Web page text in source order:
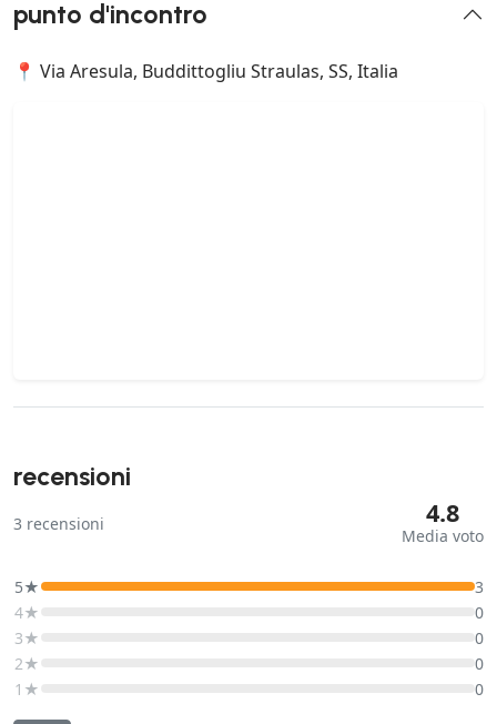
punto d'incontro
📍 Via Aresula, Buddittogliu Straulas, SS, Italia
recensioni
3 recensioni 4.8
Media voto
5★
3
4★
0
3★
0
2★
0
1★
0